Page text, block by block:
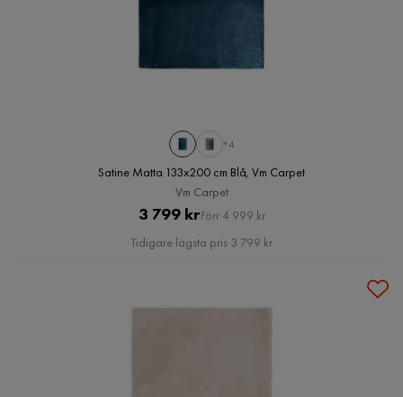
+4
Satine Matta 133x200 cm Blå, Vm Carpet
Vm Carpet
Pris
3 799 krOriginal
Pris
Förr 4 999 kr
Tidigare lägsta pris 3 799 kr